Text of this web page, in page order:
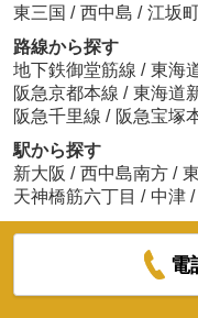
東三国 / 西中島 / 江坂
路線から探す
地下鉄御堂筋線 / 東海
阪急京都本線 / 東海道
阪急千里線 / 阪急宝塚
駅から探す
新大阪 / 西中島南方 /
天神橋筋六丁目 / 中津 /
電